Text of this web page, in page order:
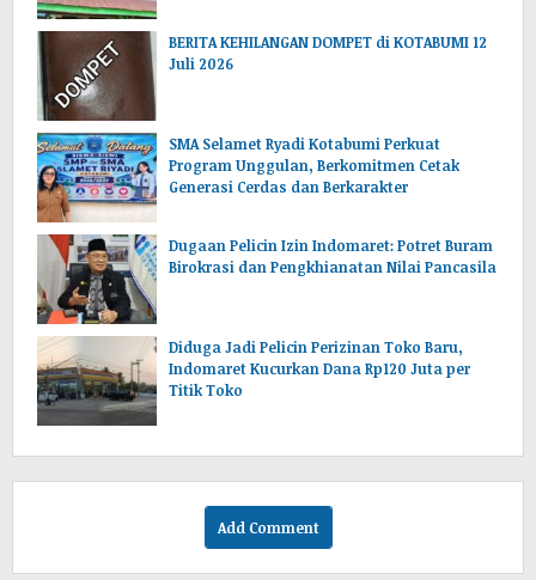
BERITA KEHILANGAN DOMPET di KOTABUMI 12
Juli 2026
SMA Selamet Ryadi Kotabumi Perkuat
Program Unggulan, Berkomitmen Cetak
Generasi Cerdas dan Berkarakter
Dugaan Pelicin Izin Indomaret: Potret Buram
Birokrasi dan Pengkhianatan Nilai Pancasila
‎Diduga Jadi Pelicin Perizinan Toko Baru,
Indomaret Kucurkan Dana Rp120 Juta per
Titik Toko
Add Comment